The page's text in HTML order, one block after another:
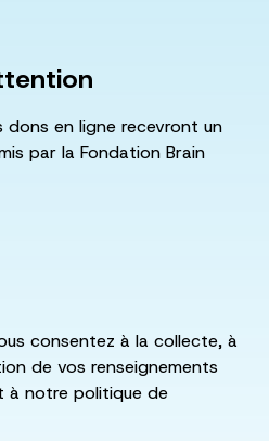
dons en ligne recevront un
par la Fondation Brain
consentez à la collecte, à
de vos renseignements
à notre politique de